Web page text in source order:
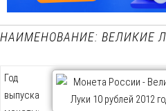
НАИМЕНОВАНИЕ: ВЕЛИКИЕ
Год
выпуска